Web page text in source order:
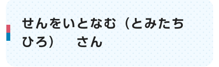
せんをいとなむ（とみたち
ひろ） さん